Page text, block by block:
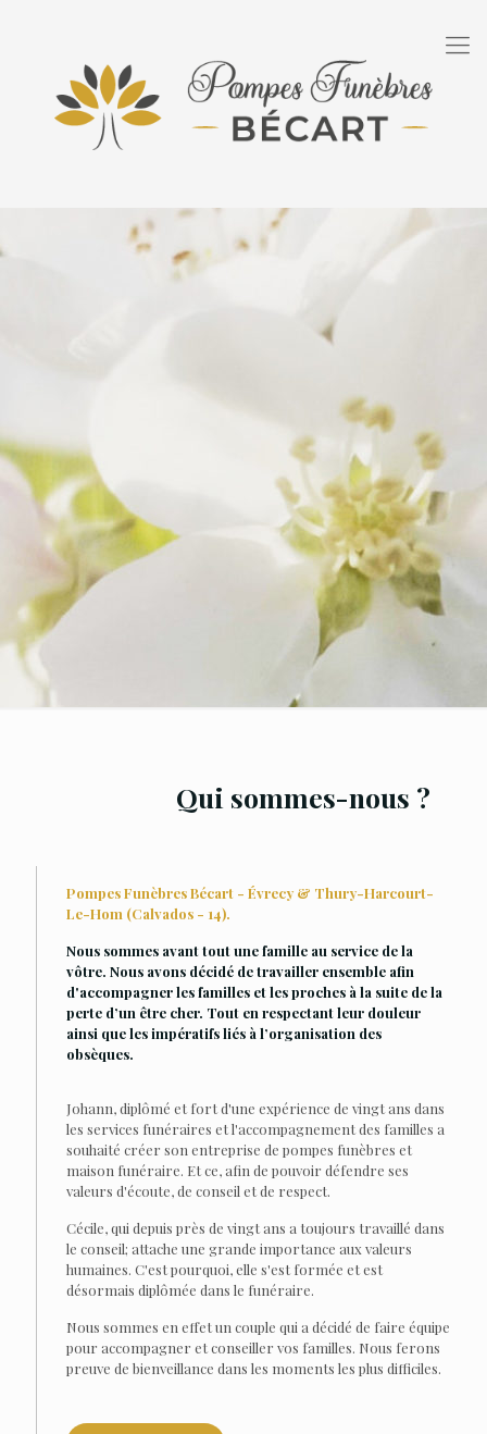
Qui sommes-nous ?
Pompes Funèbres Bécart - Évrecy & Thury-Harcourt-
Le-Hom (Calvados - 14).
Nous sommes avant tout une famille au service de la
vôtre. Nous avons décidé de travailler ensemble afin
d'accompagner les familles et les proches à la suite de la
perte d’un être cher. Tout en respectant leur douleur
ainsi que les impératifs liés à l’organisation des
obsèques.
Johann, diplômé et fort d'une expérience de vingt ans dans
les services funéraires et l'accompagnement des familles a
souhaité créer son entreprise de pompes funèbres et
maison funéraire. Et ce, afin de pouvoir défendre ses
valeurs d'écoute, de conseil et de respect.
Cécile, qui depuis près de vingt ans a toujours travaillé dans
le conseil; attache une grande importance aux valeurs
humaines. C'est pourquoi, elle s'est formée et est
désormais diplômée dans le funéraire.
Nous sommes en effet un couple qui a décidé de faire équipe
pour accompagner et conseiller vos familles. Nous ferons
preuve de bienveillance dans les moments les plus difficiles.